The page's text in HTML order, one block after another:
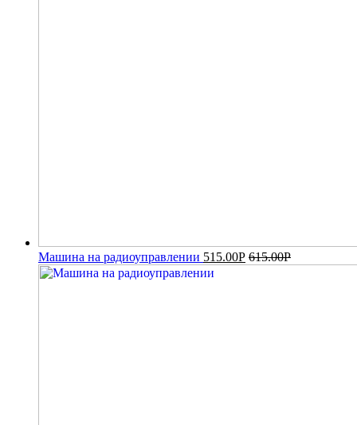
Машина на радиоуправлении 515.00Р 615.00Р